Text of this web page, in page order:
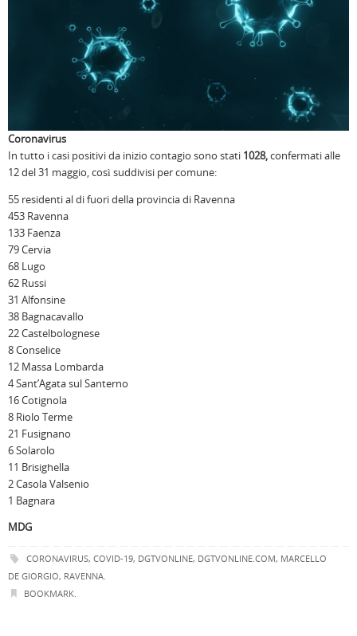
Coronavirus
In tutto i casi positivi da inizio contagio sono stati 1028,confermati alle
12 del 31 maggio, così suddivisi per comune:
55 residenti al di fuori della provincia di Ravenna
453 Ravenna
133 Faenza
79 Cervia
68 Lugo
62 Russi
31 Alfonsine
38 Bagnacavallo
22 Castelbolognese
8 Conselice
12 Massa Lombarda
4 Sant’Agata sul Santerno
16 Cotignola
8 Riolo Terme
21 Fusignano
6 Solarolo
11 Brisighella
2 Casola Valsenio
1 Bagnara
MDG
CORONAVIRUS, COVID-19, DGTVONLINE, DGTVONLINE.COM, MARCELLO
DE GIORGIO, RAVENNA.
BOOKMARK.